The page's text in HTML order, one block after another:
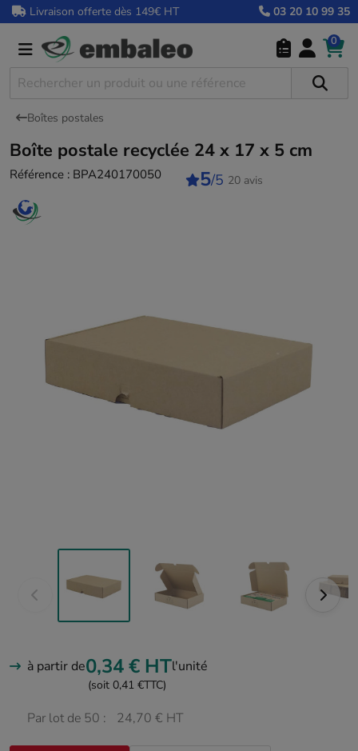
Livraison offerte dès 149€ HT 03 20 10 99 35
0
Boîtes postales
Boîte postale recyclée 24 x 17 x 5 cm
Référence : BPA240170050 5/5 20 avis
à partir de0,34 € HTl'unité
(soit 0,41 €TTC)
Par lot de 50 : 24,70 € HT